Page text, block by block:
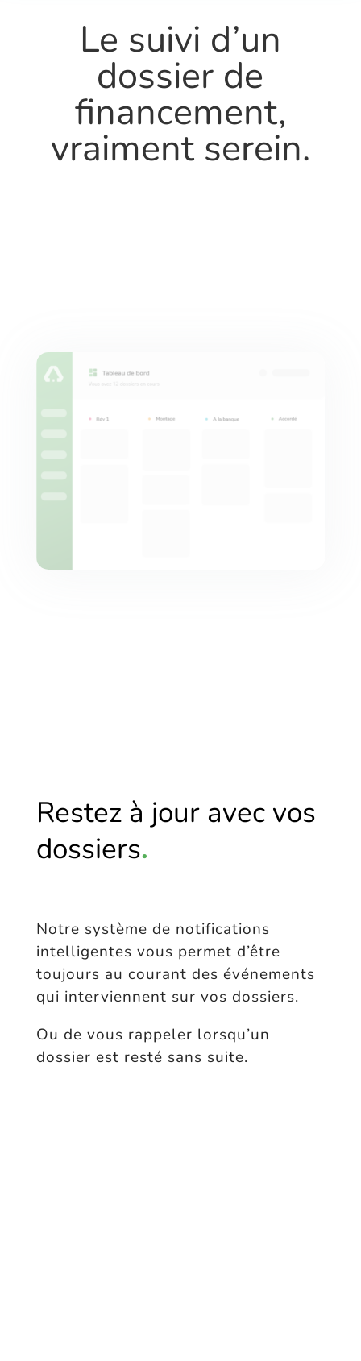
Le suivi d’un
dossier de
financement,
vraiment serein.
Restez à jour avec vos
dossiers.
Notre système de notifications
intelligentes vous permet d’être
toujours au courant des événements
qui interviennent sur vos dossiers.
Ou de vous rappeler lorsqu’un
dossier est resté sans suite.